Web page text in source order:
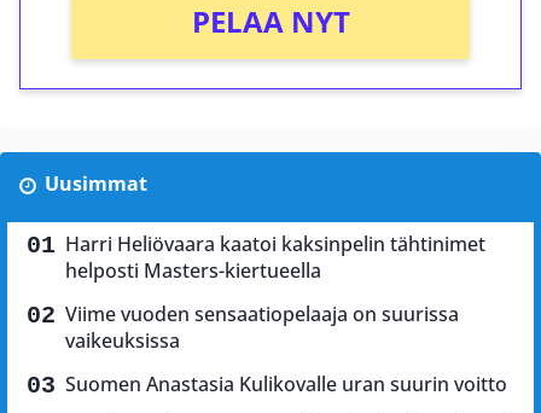
PELAA NYT
Uusimmat
Harri Heliövaara kaatoi kaksinpelin tähtinimet
helposti Masters-kiertueella
Viime vuoden sensaatiopelaaja on suurissa
vaikeuksissa
Suomen Anastasia Kulikovalle uran suurin voitto